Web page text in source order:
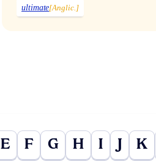
ultimate[Anglic.]
E F G H I J K